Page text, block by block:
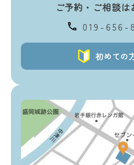
ご予約・ご相談は
019-656-
初めての